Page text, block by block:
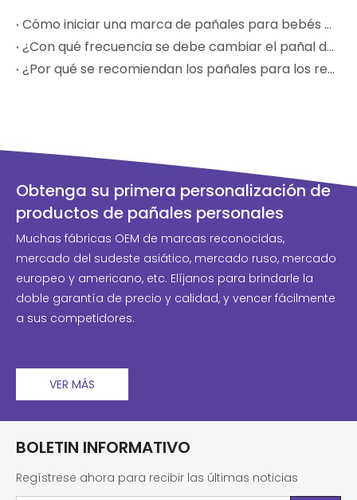
Cómo iniciar una marca de pañales para bebés con un fabricante OEM
¿Con qué frecuencia se debe cambiar el pañal de un bebé?
¿Por qué se recomiendan los pañales para los recién nacidos?
Obtenga su primera personalización de
productos de pañales personales
Muchas fábricas OEM de marcas reconocidas,
mercado del sudeste asiático, mercado ruso, mercado
europeo y americano, etc. Elíjanos para brindarle la
doble garantía de precio y calidad, y vencer fácilmente
a sus competidores.
VER MÁS
BOLETIN INFORMATIVO
Regístrese ahora para recibir las últimas noticias